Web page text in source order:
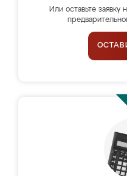
Или оставьте заявку